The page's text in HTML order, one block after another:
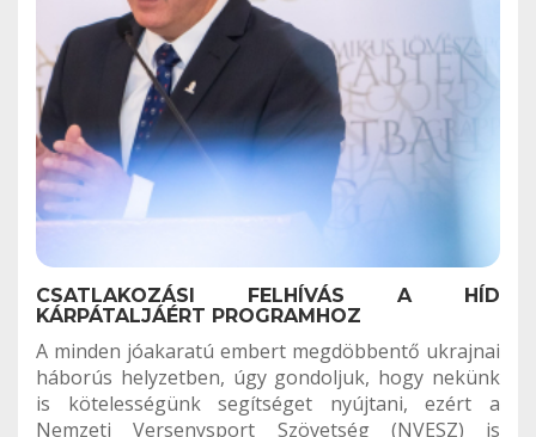
CSATLAKOZÁSI FELHÍVÁS A HÍD
KÁRPÁTALJÁÉRT PROGRAMHOZ
A minden jóakaratú embert megdöbbentő ukrajnai
háborús helyzetben, úgy gondoljuk, hogy nekünk
is kötelességünk segítséget nyújtani, ezért a
Nemzeti Versenysport Szövetség (NVESZ) is